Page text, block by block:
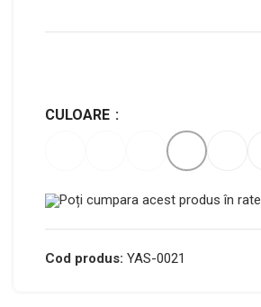
CULOARE
Poți cumpara acest produs în rate
Cod produs: YAS-0021